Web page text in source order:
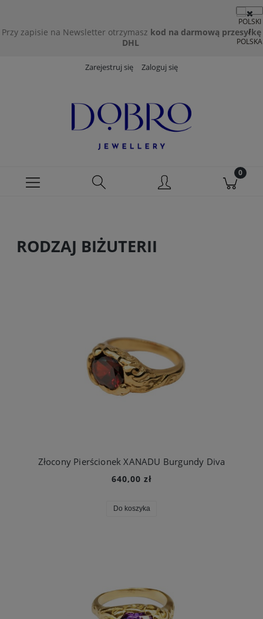
Przy zapisie na Newsletter otrzymasz kod na darmową przesyłkę
DHL
Zarejestruj się Zaloguj się
RODZAJ BIŻUTERII
Złocony Pierścionek XANADU Burgundy Diva
640,00 zł
Do koszyka